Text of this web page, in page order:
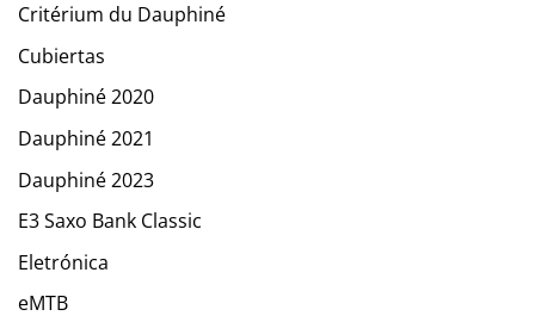
Critérium du Dauphiné
Cubiertas
Dauphiné 2020
Dauphiné 2021
Dauphiné 2023
E3 Saxo Bank Classic
Eletrónica
eMTB